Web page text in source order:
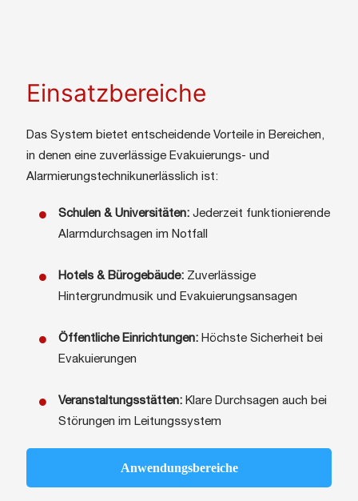
Einsatzbereiche
Das System bietet entscheidende Vorteile in Bereichen,
in denen eine zuverlässige Evakuierungs- und
Alarmierungstechnikunerlässlich ist:
Schulen & Universitäten: Jederzeit funktionierende
Alarmdurchsagen im Notfall
Hotels & Bürogebäude: Zuverlässige
Hintergrundmusik und Evakuierungsansagen
Öffentliche Einrichtungen: Höchste Sicherheit bei
Evakuierungen
Veranstaltungsstätten: Klare Durchsagen auch bei
Störungen im Leitungssystem
Anwendungsbereiche